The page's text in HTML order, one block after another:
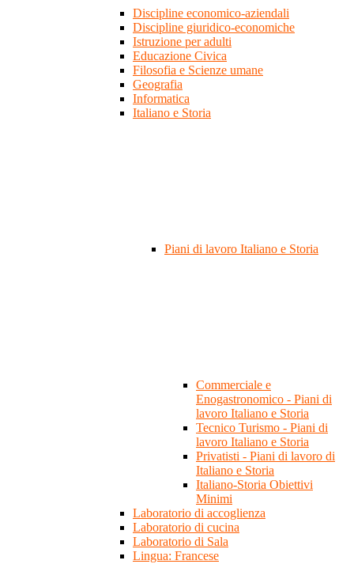
Discipline economico-aziendali
Discipline giuridico-economiche
Istruzione per adulti
Educazione Civica
Filosofia e Scienze umane
Geografia
Informatica
Italiano e Storia
Piani di lavoro Italiano e Storia
Commerciale e
Enogastronomico - Piani di
lavoro Italiano e Storia
Tecnico Turismo - Piani di
lavoro Italiano e Storia
Privatisti - Piani di lavoro di
Italiano e Storia
Italiano-Storia Obiettivi
Minimi
Laboratorio di accoglienza
Laboratorio di cucina
Laboratorio di Sala
Lingua: Francese